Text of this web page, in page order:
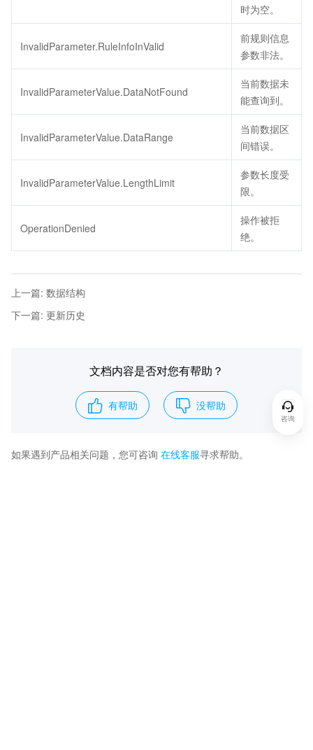
时为空。
InvalidParameter.RuleInfoInValid
前规则信息
参数非法。
InvalidParameterValue.DataNotFound
当前数据未
能查询到。
InvalidParameterValue.DataRange
当前数据区
间错误。
InvalidParameterValue.LengthLimit
参数长度受
限。
OperationDenied
操作被拒
绝。
上一篇: 数据结构
下一篇: 更新历史
文档内容是否对您有帮助？
有帮助 没帮助
如果遇到产品相关问题，您可咨询 在线客服寻求帮助。
咨询